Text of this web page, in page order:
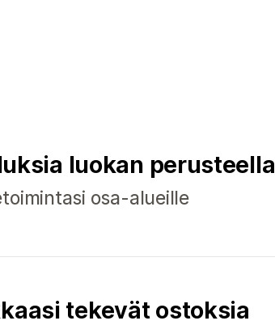
luokan perusteella
osa-alueille
tekevät ostoksia